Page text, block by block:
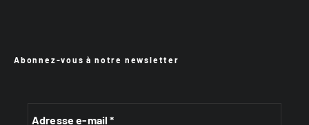
Abonnez-vous à notre newsletter